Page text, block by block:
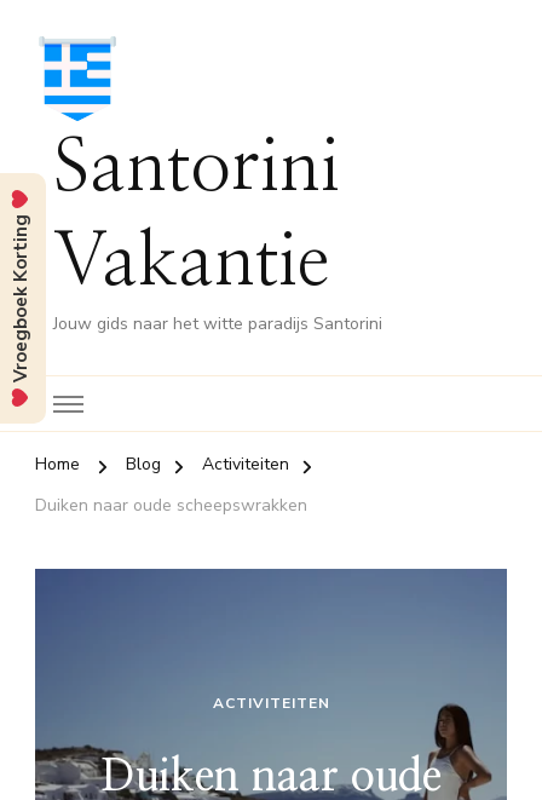
Santorini
Vakantie
Jouw gids naar het witte paradijs Santorini
Home Blog
Activiteiten
Duiken naar oude scheepswrakken
ACTIVITEITEN
Duiken naar oude
Vroegboek Korting